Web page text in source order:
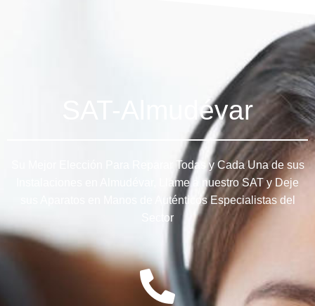
SAT-Almudévar
Su Mejor Elección Para Reparar Todas y Cada Una de sus
Instalaciones en Almudévar, Llame a nuestro SAT y Deje
sus Aparatos en Manos de Auténticos Especialistas del
Sector